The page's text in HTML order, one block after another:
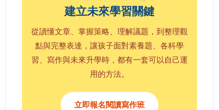
建立未來學習關鍵
從讀懂文章、掌握策略、理解議題，到整理觀
點與完整表達，讓孩子面對素養題、各科學
習、寫作與未來升學時，都有一套可以自己運
用的方法。
立即報名閱讀寫作班